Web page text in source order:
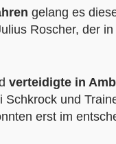
gelang es
Roscher, der
verteidigte in
und
erst im